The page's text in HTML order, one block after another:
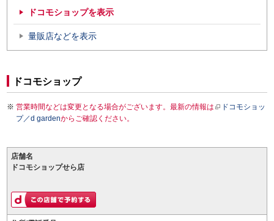
ドコモショップを表示
量販店などを表示
ドコモショップ
営業時間などは変更となる場合がございます。最新の情報は
ドコモショッ
プ／d gardenからご確認ください。
店舗名
ドコモショップせら店